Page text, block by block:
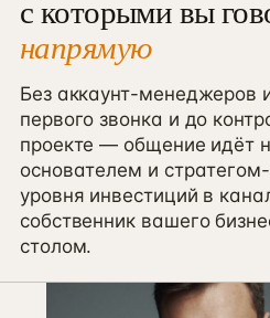
с которыми вы
напрямую
Без аккаунт-менеджеров
первого звонка и до
проекте — общение идёт
основателем и
уровня инвестиций в
собственник вашего
столом.